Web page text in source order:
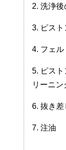
2. 洗浄
3. ピスト
4. フェル
5. ピス
リーニン
6. 抜き差
7. 注油